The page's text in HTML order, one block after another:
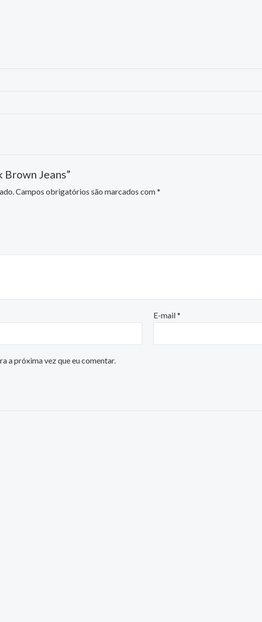
Brown Jeans”
Campos obrigatórios são marcados com*
E-mail*
a próxima vez que eu comentar.